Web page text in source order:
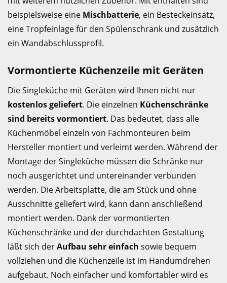
beispielsweise eine Mischbatterie, ein Besteckeinsatz,
eine Tropfeinlage für den Spülenschrank und zusätzlich
ein Wandabschlussprofil.
Vormontierte Küchenzeile mit Geräten
Die Singleküche mit Geräten wird Ihnen nicht nur
kostenlos geliefert. Die einzelnen Küchenschränke
sind bereits vormontiert. Das bedeutet, dass alle
Küchenmöbel einzeln von Fachmonteuren beim
Hersteller montiert und verleimt werden. Während der
Montage der Singleküche müssen die Schränke nur
noch ausgerichtet und untereinander verbunden
werden. Die Arbeitsplatte, die am Stück und ohne
Ausschnitte geliefert wird, kann dann anschließend
montiert werden. Dank der vormontierten
Küchenschränke und der durchdachten Gestaltung
läßt sich derAufbau sehr einfach sowie bequem
vollziehen und die Küchenzeile ist im Handumdrehen
aufgebaut. Noch einfacher und komfortabler wird es